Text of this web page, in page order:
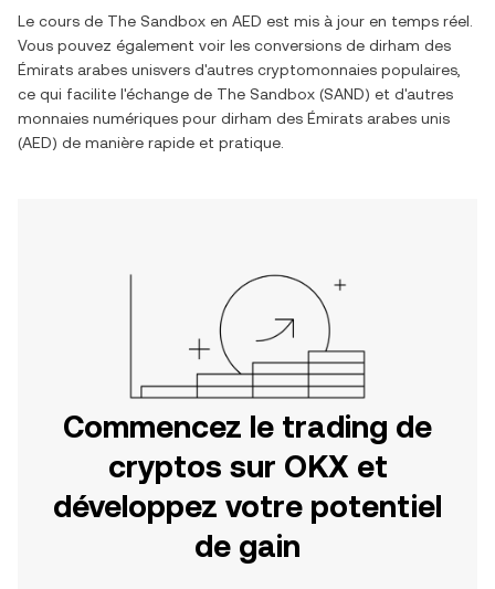
Le cours de The Sandbox en AED est mis à jour en temps réel.
Vous pouvez également voir les conversions de dirham des
Émirats arabes unisvers d'autres cryptomonnaies populaires,
ce qui facilite l'échange de The Sandbox (SAND) et d'autres
monnaies numériques pour dirham des Émirats arabes unis
(AED) de manière rapide et pratique.
Commencez le trading de
cryptos sur OKX et
développez votre potentiel
de gain